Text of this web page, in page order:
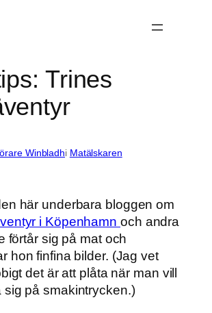
Trines
Winbladhi Matälskaren
här underbara bloggen om
i Köpenhamn och andra
förtår sig på mat och
hon finfina bilder. (Jag vet
det är att plåta när man vill
sig på smakintrycken.)